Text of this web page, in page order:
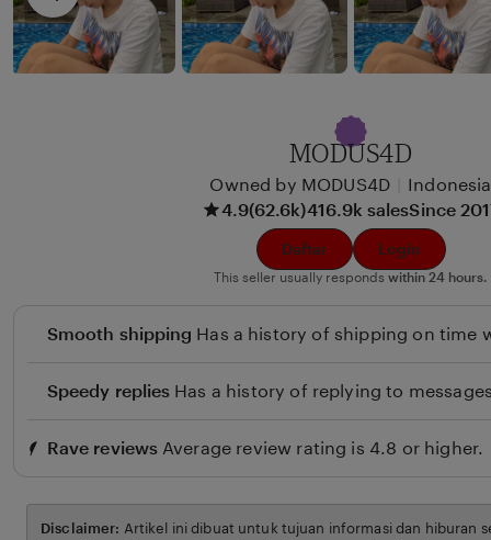
x
u
i
e
MODUS4D
Owned by MODUS4D
Indonesia
4.9(62.6k)416.9k salesSince
Daftar Login
This seller usually responds within 24 hours.
Smooth shipping Has a history of shipping on time
Speedy replies Has a history of replying to
Rave reviews Average review rating is 4.8 or higher.
Disclaimer: Artikel ini dibuat untuk tujuan informasi dan hiburan